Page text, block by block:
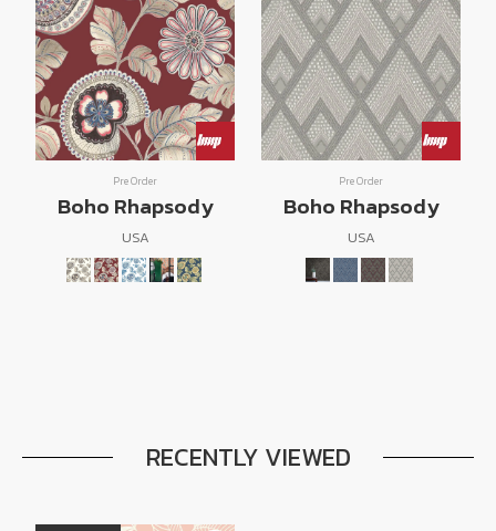
Pre Order
Boho Rhapsody
USA
Pre Order
Boho Rhapsody
USA
RECENTLY VIEWED